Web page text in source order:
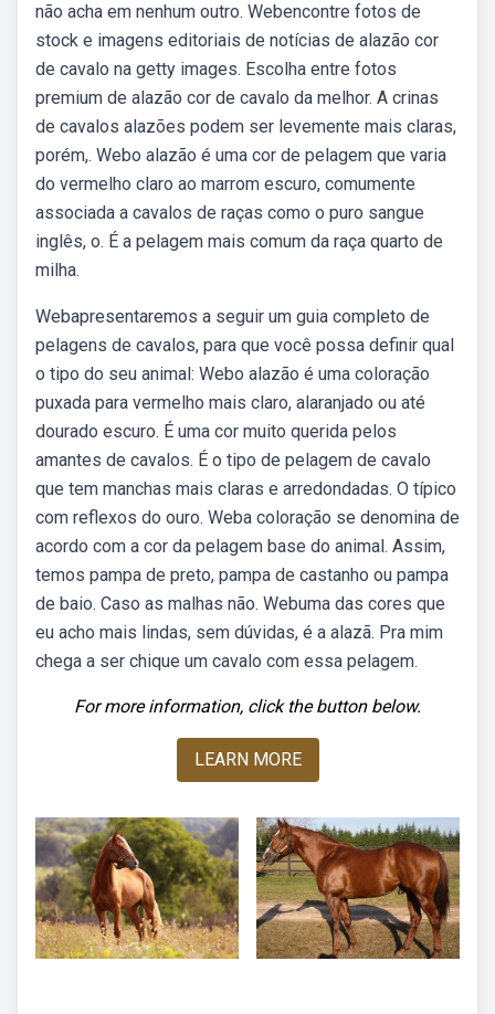
não acha em nenhum outro. Webencontre fotos de
stock e imagens editoriais de notícias de alazão cor
de cavalo na getty images. Escolha entre fotos
premium de alazão cor de cavalo da melhor. A crinas
de cavalos alazões podem ser levemente mais claras,
porém,. Webo alazão é uma cor de pelagem que varia
do vermelho claro ao marrom escuro, comumente
associada a cavalos de raças como o puro sangue
inglês, o. É a pelagem mais comum da raça quarto de
milha.
Webapresentaremos a seguir um guia completo de
pelagens de cavalos, para que você possa definir qual
o tipo do seu animal: Webo alazão é uma coloração
puxada para vermelho mais claro, alaranjado ou até
dourado escuro. É uma cor muito querida pelos
amantes de cavalos. É o tipo de pelagem de cavalo
que tem manchas mais claras e arredondadas. O típico
com reflexos do ouro. Weba coloração se denomina de
acordo com a cor da pelagem base do animal. Assim,
temos pampa de preto, pampa de castanho ou pampa
de baio. Caso as malhas não. Webuma das cores que
eu acho mais lindas, sem dúvidas, é a alazã. Pra mim
chega a ser chique um cavalo com essa pelagem.
For more information, click the button below.
LEARN MORE